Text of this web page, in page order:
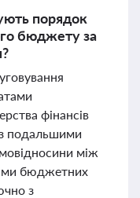
порядок
бюджету за
фінансів
подальшими
між
бюджетних
з